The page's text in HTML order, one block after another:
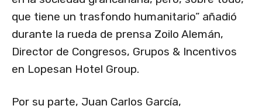
que tiene un trasfondo humanitario” añadió
durante la rueda de prensa Zoilo Alemán,
Director de Congresos, Grupos & Incentivos
en Lopesan Hotel Group.
Por su parte, Juan Carlos García,